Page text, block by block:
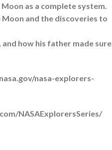
as a complete system.
and the discoveries to
how his father made sure
nasa-explorers-
NASAExplorersSeries/